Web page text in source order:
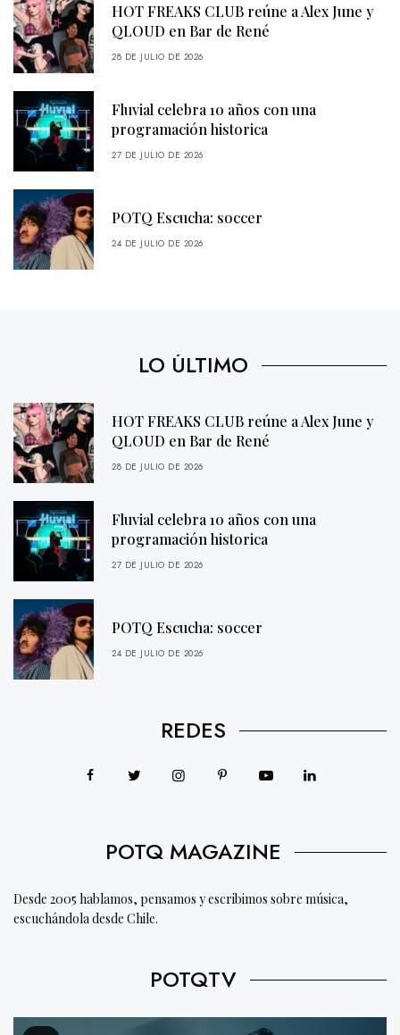
HOT FREAKS CLUB reúne a Alex June y
QLOUD en Bar de René
28 DE JULIO DE 2026
Fluvial celebra 10 años con una
programación historica
27 DE JULIO DE 2026
POTQ Escucha: soccer
24 DE JULIO DE 2026
LO ÚLTIMO
HOT FREAKS CLUB reúne a Alex June y
QLOUD en Bar de René
28 DE JULIO DE 2026
Fluvial celebra 10 años con una
programación historica
27 DE JULIO DE 2026
POTQ Escucha: soccer
24 DE JULIO DE 2026
REDES
POTQ MAGAZINE
Desde 2005 hablamos, pensamos y escribimos sobre música,
escuchándola desde Chile.
POTQTV